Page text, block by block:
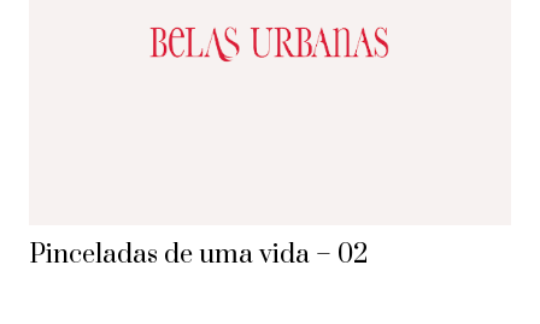
Pinceladas de uma vida – 02